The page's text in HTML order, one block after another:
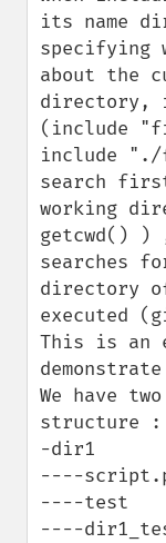
its name
specifying
about the
directory,
(include
include
search
working
getcwd() )
searches
directory
executed
This is an
We have
structure :
-dir1
----
----test
----